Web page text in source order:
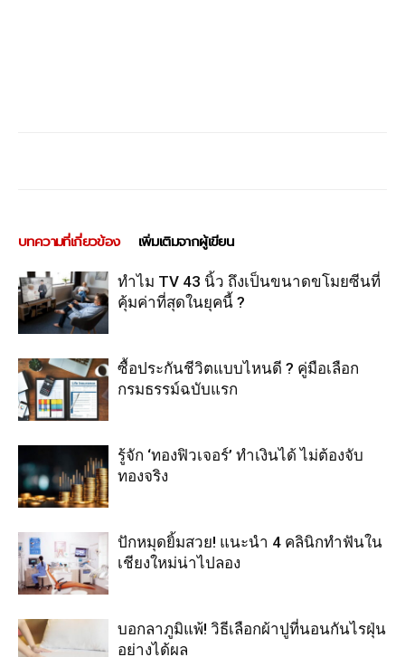
บทความที่เกี่ยวข้อง เพิ่มเติมจากผู้เขียน
ทำไม TV 43 นิ้ว ถึงเป็นขนาดขโมยซีนที่
คุ้มค่าที่สุดในยุคนี้ ?
ซื้อประกันชีวิตแบบไหนดี ? คู่มือเลือก
กรมธรรม์ฉบับแรก
รู้จัก ‘ทองฟิวเจอร์’ ทำเงินได้ ไม่ต้องจับ
ทองจริง
ปักหมุดยิ้มสวย! แนะนำ 4 คลินิกทำฟันใน
เชียงใหม่น่าไปลอง
บอกลาภูมิแพ้! วิธีเลือกผ้าปูที่นอนกันไรฝุ่น
อย่างได้ผล